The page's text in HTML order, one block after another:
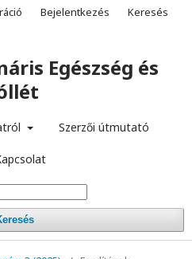
Egészség és
Szerzői útmutató
Bejelentkezés Keresés